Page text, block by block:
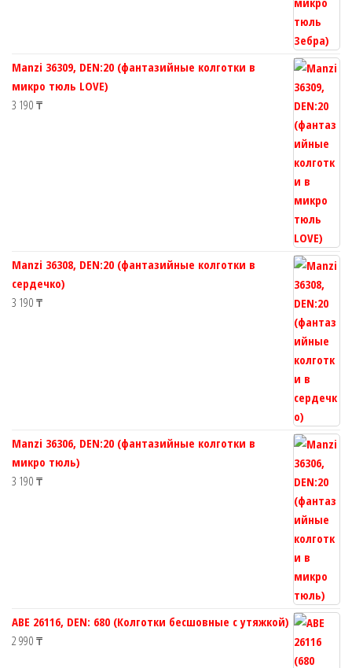
Manzi 36309, DEN:20 (фантазийные колготки в
микро тюль LOVE)
3 190 ₸
Manzi 36308, DEN:20 (фантазийные колготки в
сердечко)
3 190 ₸
Manzi 36306, DEN:20 (фантазийные колготки в
микро тюль)
3 190 ₸
ABE 26116, DEN: 680 (Колготки бесшовные с утяжкой)
2 990 ₸